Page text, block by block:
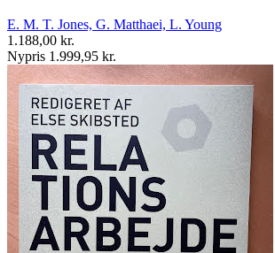
E. M. T. Jones, G. Matthaei, L. Young
1.188,00 kr.
Nypris 1.999,95 kr.